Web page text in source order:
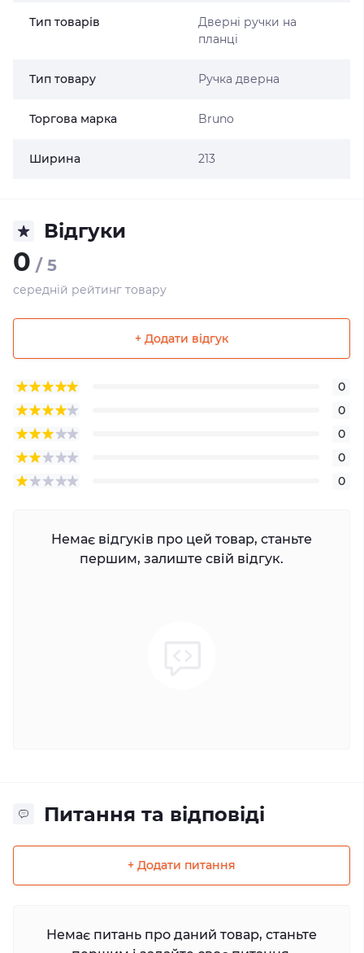
Тип товарів
Дверні ручки на
планці
Тип товару Ручка дверна
Торгова марка Bruno
Ширина 213
Відгуки
0 / 5
середній рейтинг товару
+ Додати відгук
0
0
0
0
0
Немає відгуків про цей товар, станьте
першим, залиште свій відгук.
Питання та відповіді
+ Додати питання
Немає питань про даний товар, станьте